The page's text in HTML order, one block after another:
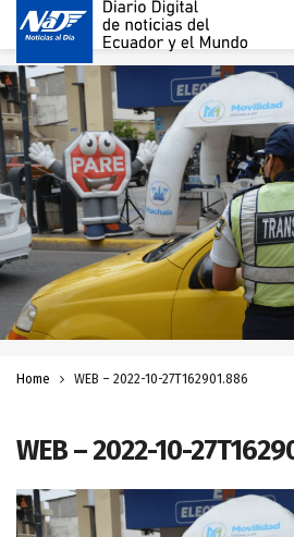
Home WEB – 2022-10-27T162901.886
WEB – 2022-10-